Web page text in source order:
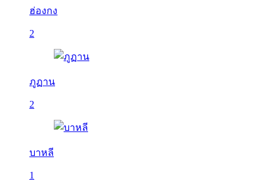
ฮ่องกง
2
ภูฏาน
2
บาหลี
1